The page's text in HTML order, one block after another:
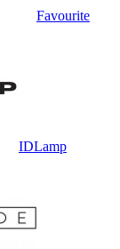
Favourite
IDLamp